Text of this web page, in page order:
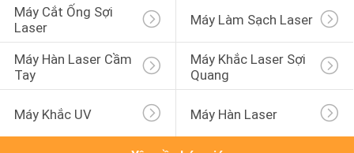
Máy Cắt Ống Sợi
Laser
Máy Làm Sạch Laser
Máy Hàn Laser Cầm
Tay
Máy Khắc Laser Sợi
Quang
Máy Khắc UV Máy Hàn Laser